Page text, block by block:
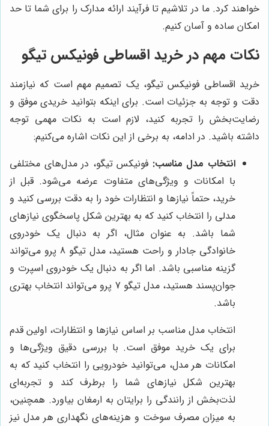
خواهند کرد. ما در تلاشیم تا فرآیند ارائه مدارک را برای شما تا حد
امکان ساده و آسان کنیم.
نکات مهم در خرید اقساطی فونیکس تیگو
خرید اقساطی فونیکس تیگو، یک تصمیم مهم است که نیازمند
دقت و توجه به جزئیات است. برای اینکه بتوانید خریدی موفق و
رضایت‌بخش را تجربه کنید، لازم است به نکات مهمی توجه
داشته باشید. در ادامه، به برخی از این نکات اشاره می‌کنیم:
انتخاب مدل مناسب: فونیکس تیگو، در مدل‌های مختلفی
با امکانات و ویژگی‌های متفاوت عرضه می‌شود. قبل از
خرید، حتماً نیازها و انتظارات خود را به دقت بررسی کنید و
مدلی را انتخاب کنید که به بهترین شکل پاسخگوی نیازهای
شما باشد. به عنوان مثال، اگر به دنبال یک خودروی
خانوادگی جادار و راحت هستید، مدل تیگو 8 پرو می‌تواند
گزینه مناسبی باشد. اما اگر به دنبال یک خودروی اسپرت و
جوان‌پسند هستید، مدل تیگو 7 پرو می‌تواند انتخاب بهتری
باشد.
انتخاب مدل مناسب بر اساس نیازها و انتظارات، اولین قدم
برای یک خرید موفق است. با بررسی دقیق ویژگی‌ها و
امکانات هر مدل، می‌توانید خودرویی را انتخاب کنید که به
بهترین شکل نیازهای شما را برطرف کند و تجربه‌ای
لذت‌بخش از رانندگی را برایتان به ارمغان بیاورد. همچنین،
به میزان مصرف سوخت و هزینه‌های نگهداری هر مدل نیز